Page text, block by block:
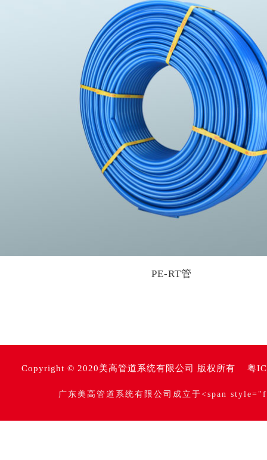
电子束辐射交联聚乙烯(PE-Xc)管是利用高能射线，
子激发产生自由基、自由基结合产生分子间的交联键
乙烯分子的交联结构。
是由乙烯单体和辛烯单体共聚而成的一种性能稳定的
PE-RT管
Copyright © 2020美高管道系统有限公司 版权所有 粤
广东美高管道系统有限公司成立于<span